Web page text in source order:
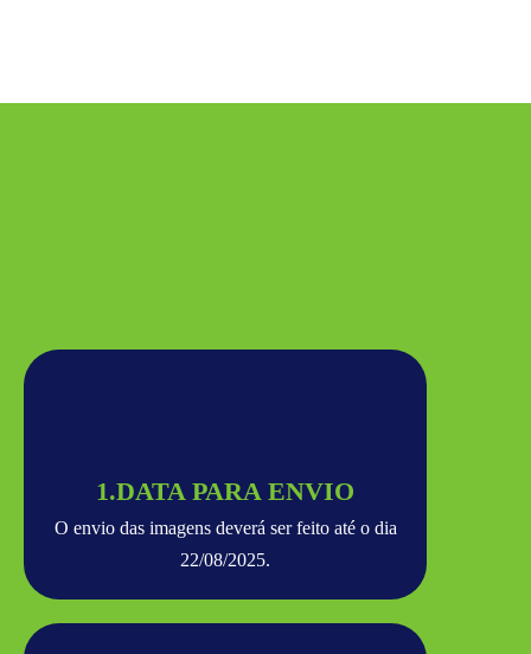
1.DATA PARA ENVIO
O envio das imagens deverá ser feito até o dia
22/08/2025.